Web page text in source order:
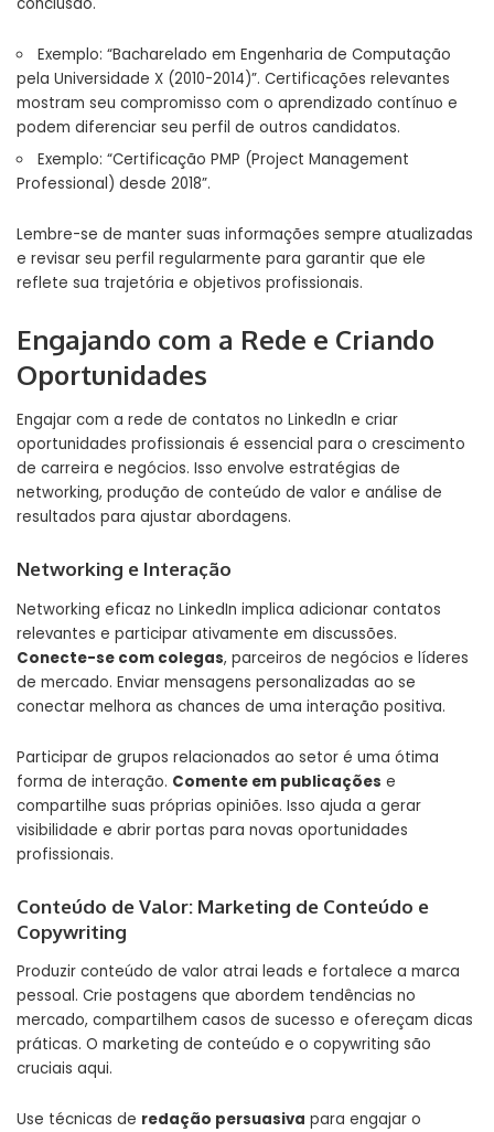
Exemplo: “Bacharelado em Engenharia de Computação
pela Universidade X (2010-2014)”. Certificações relevantes
mostram seu compromisso com o aprendizado contínuo e
podem diferenciar seu perfil de outros candidatos.
Exemplo: “Certificação PMP (Project Management
Professional) desde 2018”.
Lembre-se de manter suas informações sempre atualizadas
e revisar seu perfil regularmente para garantir que ele
reflete sua trajetória e objetivos profissionais.
Engajando com a Rede e Criando
Oportunidades
Engajar com a rede de contatos no LinkedIn e criar
oportunidades profissionais é essencial para o crescimento
de carreira e negócios. Isso envolve estratégias de
networking, produção de conteúdo de valor e análise de
resultados para ajustar abordagens.
Networking e Interação
Networking eficaz no LinkedIn implica adicionar contatos
relevantes e participar ativamente em discussões.
Conecte-se com colegas, parceiros de negócios e líderes
de mercado. Enviar mensagens personalizadas ao se
conectar melhora as chances de uma interação positiva.
Participar de grupos relacionados ao setor é uma ótima
forma de interação. Comente em publicações e
compartilhe suas próprias opiniões. Isso ajuda a gerar
visibilidade e abrir portas para novas oportunidades
profissionais.
Conteúdo de Valor: Marketing de Conteúdo e
Copywriting
Produzir conteúdo de valor atrai leads e fortalece a marca
pessoal. Crie postagens que abordem tendências no
mercado, compartilhem casos de sucesso e ofereçam dicas
práticas. O marketing de conteúdo e o copywriting são
cruciais aqui.
Use técnicas de redação persuasiva para engajar o